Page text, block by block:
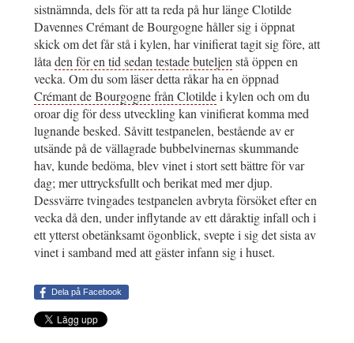
sistnämnda, dels för att ta reda på hur länge Clotilde
Davennes Crémant de Bourgogne håller sig i öppnat
skick om det får stå i kylen, har vinifierat tagit sig före, att
låtaden för en tid sedan testade buteljenstå öppen en
vecka. Om du som läser detta råkar ha en öppnad
Crémant de Bourgogne från Clotildei kylen och om du
oroar dig för dess utveckling kan vinifierat komma med
lugnande besked. Såvitt testpanelen, bestående av er
utsände på de vällagrade bubbelvinernas skummande
hav, kunde bedöma, blev vinet i stort sett bättre för var
dag; mer uttrycksfullt och berikat med mer djup.
Dessvärre tvingades testpanelen avbryta försöket efter en
vecka då den, under inflytande av ett dåraktig infall och i
ett ytterst obetänksamt ögonblick, svepte i sig det sista av
vinet i samband med att gäster infann sig i huset.
Dela på Facebook